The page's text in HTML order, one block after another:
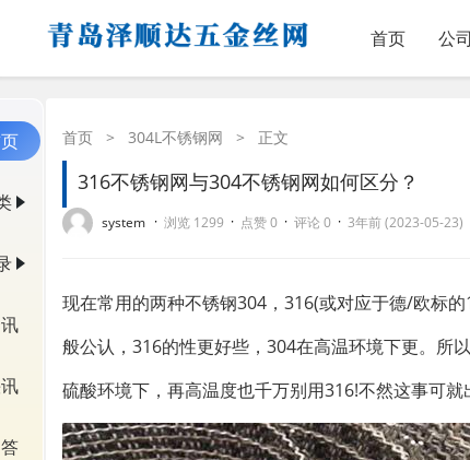
首页 公
首页 > 304L不锈钢网 > 正文
316不锈钢网与304不锈钢网如何区分？
system · 浏览 1299 · 点赞 0 · 评论 0 · 3年前 (2023-05-23)
现在常用的两种不锈钢304，316(或对应于德/欧标
般公认，316的性更好些，304在高温环境下更。所
硫酸环境下，再高温度也千万别用316!不然这事可就